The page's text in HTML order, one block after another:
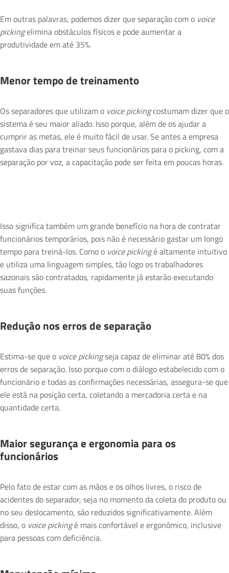
Em outras palavras, podemos dizer que separação com o voice
pickingelimina obstáculos físicos e pode aumentar a
produtividade em até 35%.
Menor tempo de treinamento
Os separadores que utilizam o voice pickingcostumam dizer que o
sistema é seu maior aliado. Isso porque, além de os ajudar a
cumprir as metas, ele é muito fácil de usar. Se antes a empresa
gastava dias para treinar seus funcionários para o picking, com a
separação por voz, a capacitação pode ser feita em poucas horas.
Isso significa também um grande benefício na hora de contratar
funcionários temporários, pois não é necessário gastar um longo
tempo para treiná-los. Como o voice pickingé altamente intuitivo
e utiliza uma linguagem simples, tão logo os trabalhadores
sazonais são contratados, rapidamente já estarão executando
suas funções.
Redução nos erros de separação
Estima-se que o voice pickingseja capaz de eliminar até 80% dos
erros de separação. Isso porque com o diálogo estabelecido com o
funcionário e todas as confirmações necessárias, assegura-se que
ele está na posição certa, coletando a mercadoria certa e na
quantidade certa.
Maior segurança e ergonomia para os
funcionários
Pelo fato de estar com as mãos e os olhos livres, o risco de
acidentes do separador, seja no momento da coleta do produto ou
no seu deslocamento, são reduzidos significativamente. Além
disso, o voice pickingé mais confortável e ergonômico, inclusive
para pessoas com deficiência.